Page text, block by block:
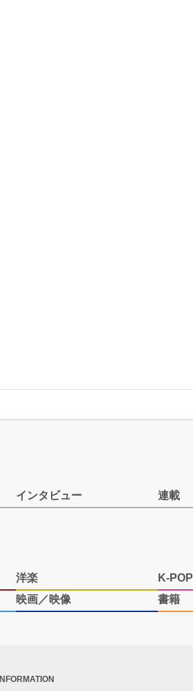
インタビュー 連載
洋楽 K-POP
映画／映像 書籍
INFORMATION